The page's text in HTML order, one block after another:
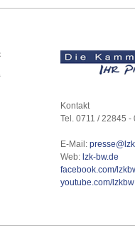
Kontakt
Tel. 0711 / 22845 -
E-Mail:
Web: lzk-bw.de
facebook.com/
youtube.com/lzkbw